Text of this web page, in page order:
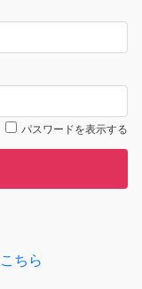
パスワードを表示する
こちら